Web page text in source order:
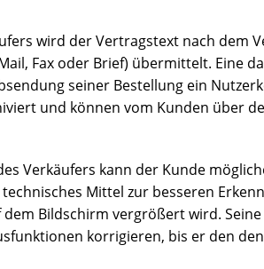
wird der Vertragstext nach dem
Fax oder Brief) übermittelt. Eine
seiner Bestellung ein
und können vom Kunden über
Verkäufers kann der Kunde
Mittel zur besseren
Bildschirm vergrößert wird.
korrigieren, bis er den